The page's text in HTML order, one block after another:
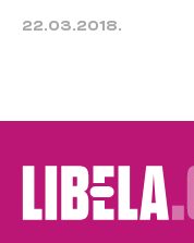
22.03.2018.